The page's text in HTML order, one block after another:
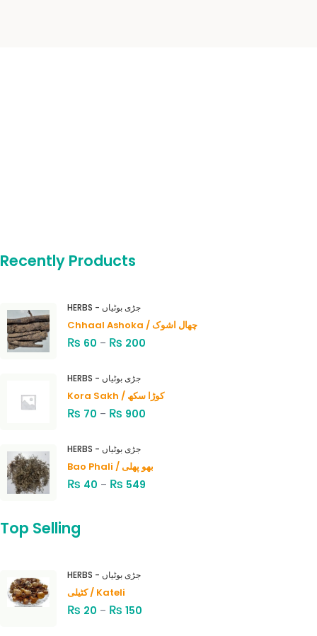
Recently Products
HERBS - جڑی بوٹیاں
Chhaal Ashoka / چھال اشوک
₨ 60 – ₨ 200
HERBS - جڑی بوٹیاں
Kora Sakh / کوڑا سکھ
₨ 70 – ₨ 900
HERBS - جڑی بوٹیاں
Bao Phali / بھو پھلی
₨ 40 – ₨ 549
Top Selling
HERBS - جڑی بوٹیاں
کٹیلی / Kateli
₨ 20 – ₨ 150